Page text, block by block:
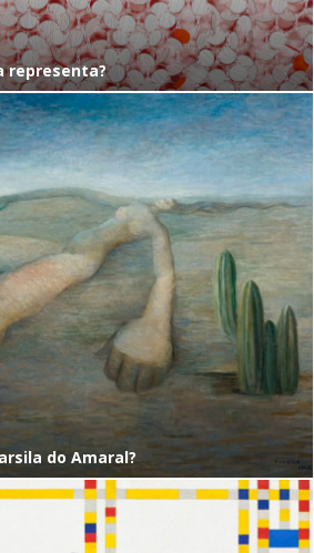
representa?
do Amaral?